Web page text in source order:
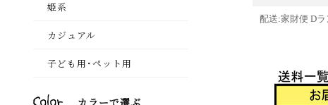
配送:家財便 Dラ